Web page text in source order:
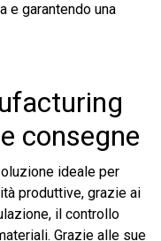
e garantendo una
consegne
ideale per
produttive, grazie ai
il controllo
Grazie alle sue